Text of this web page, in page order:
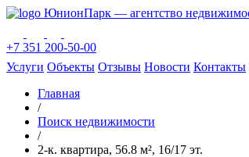
ЮнионПарк — агентство
+7 351 200-50-00
Услуги Объекты Отзывы Новости Контакты
Главная
/
Поиск недвижимости
/
2-к. квартира, 56.8 м², 16/17 эт.